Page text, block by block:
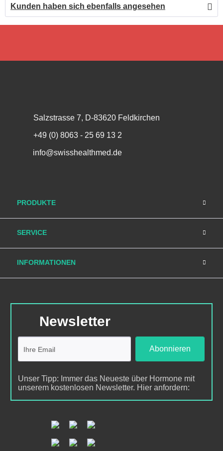
Kunden haben sich ebenfalls angesehen
Salzstrasse 7, D-83620 Feldkirchen
+49 (0) 8063 - 25 69 13 2
info@swisshealthmed.de
PRODUKTE
SERVICE
INFORMATIONEN
Newsletter
Abonnieren
Unser Tipp: Immer das Neueste über Hormone mit
unserem kostenlosen Newsletter. Hier anfordern: